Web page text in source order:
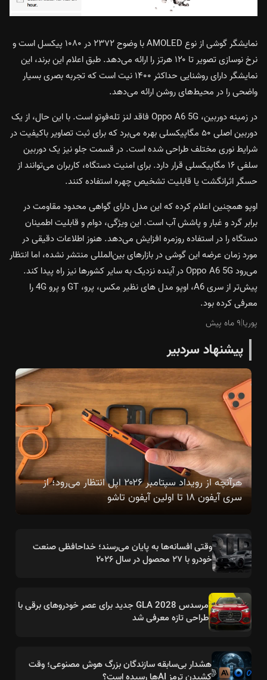
نمایشگر گوشی از نوع AMOLED با وضوح ۲۳۷۲ در ۱۰۸۰ پیکسل است و
نرخ نوسازی تصویر تا ۱۲۰ هرتز را ارائه می‌دهد. طبق اعلام این برند، این
نمایشگر دارای روشنایی حداکثر ۱۴۰۰ نیت است که تجربه بصری بسیار
واضحی را در محیط‌های روشن ارائه می‌دهد.
در زمینه دوربین، Oppo A6 5G فاقد لنز تله‌فوتو است. با این حال، از یک
دوربین اصلی ۵۰ مگاپیکسلی بهره می‌برد که برای ثبت تصاویر باکیفیت در
شرایط نوری مختلف طراحی شده است. در قسمت جلو نیز یک دوربین
سلفی ۱۶ مگاپیکسلی قرار دارد. برای امنیت دستگاه، کاربران می‌توانند از
حسگر اثرانگشت یا قابلیت تشخیص چهره استفاده کنند.
اوپو همچنین اعلام کرده که این مدل دارای گواهی محدود مقاومت در
برابر گرد و غبار و پاشش آب است. این ویژگی، دوام و قابلیت اطمینان
دستگاه را در استفاده روزمره افزایش می‌دهد. هنوز اطلاعات دقیقی در
مورد زمان عرضه این گوشی در بازارهای بین‌المللی منتشر نشده، اما انتظار
می‌رود Oppo A6 5G در آینده نزدیک به سایر کشورها نیز راه پیدا کند.
پیش‌تر از سری A6، اوپو مدل های نظیر
مکس، پرو، GT وپرو 4G
را
معرفی کرده بود.
پوریا|۹ ماه پیش
پیشنهاد سردبیر
هرآنچه از رویداد سپتامبر ۲۰۲۶ اپل انتظار می‌رود؛ از
سری آیفون ۱۸ تا اولین آیفون تاشو
وقتی افسانه‌ها به پایان می‌رسند؛ خداحافظی صنعت
خودرو با ۲۷ محصول در سال ۲۰۲۶
مرسدس GLA 2028 جدید برای عصر خودروهای برقی با
طراحی تازه معرفی شد
هشدار بی‌سابقه سازندگان بزرگ هوش مصنوعی؛ وقت
کشیدن ترمز AIها رسیده است؟